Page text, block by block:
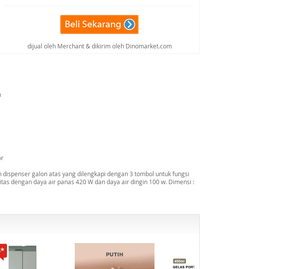
dijual oleh Merchant & dikirim oleh Dinomarket.com
dispenser galon atas yang dilengkapi dengan 3 tombol untuk fungsi
dengan daya air panas 420 W dan daya air dingin 100 w. Dimensi :